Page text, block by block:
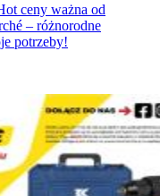
ceny ważna od
– różnorodne
potrzeby!